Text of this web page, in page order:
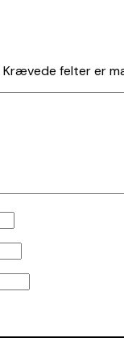
Krævede felter er